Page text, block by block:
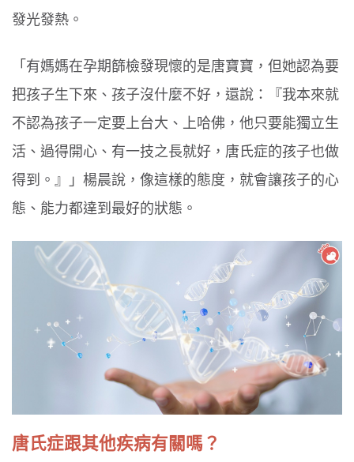
發光發熱。
「有媽媽在孕期篩檢發現懷的是唐寶寶，但她認為要
把孩子生下來、孩子沒什麼不好，還說：『我本來就
不認為孩子一定要上台大、上哈佛，他只要能獨立生
活、過得開心、有一技之長就好，唐氏症的孩子也做
得到。』」楊晨說，像這樣的態度，就會讓孩子的心
態、能力都達到最好的狀態。
唐氏症跟其他疾病有關嗎？